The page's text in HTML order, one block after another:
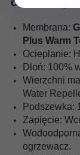
Membrana:
Plus Warm
Ocieplanie:
Dłoń: 100%
Wierzchni
Water
Podszewka:
Zapięcie:
ogrzewacz.